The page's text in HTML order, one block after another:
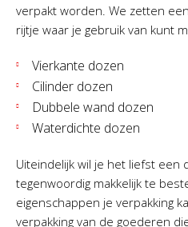
verpakt worden. We zetten
rijtje waar je gebruik van kunt
Vierkante dozen
Cilinder dozen
Dubbele wand dozen
Waterdichte dozen
Uiteindelijk wil je het liefst een
tegenwoordig makkelijk te
eigenschappen je verpakking
verpakking van de goederen